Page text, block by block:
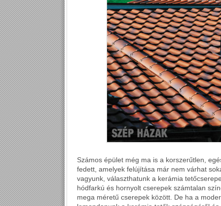
Számos épület még ma is a korszerűtlen,
fedett, amelyek felújítása már nem várhat
vagyunk, választhatunk a kerámia
hódfarkú és hornyolt cserepek számtalan
mega méretű cserepek között. De ha a